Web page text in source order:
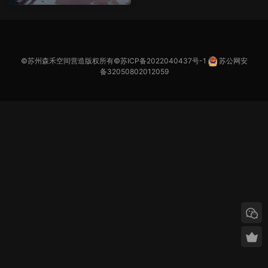
©苏州森禾空间营造版权所有©苏ICP备2022040437号-1
苏公网安
备32050802012059